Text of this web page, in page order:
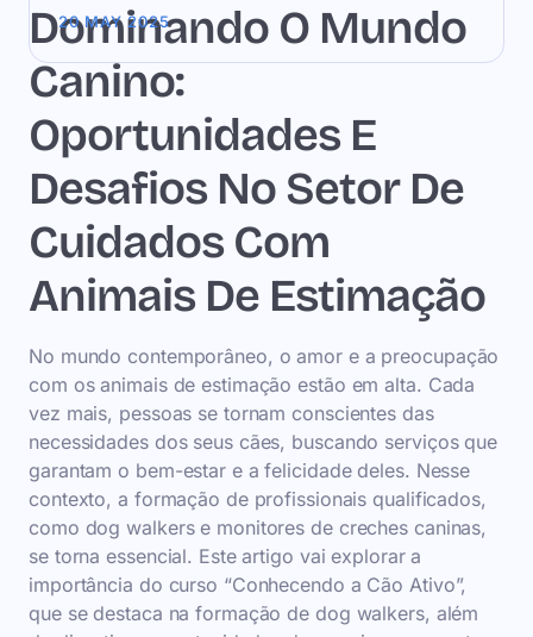
Dominando O Mundo
Canino:
Oportunidades E
Desafios No Setor De
Cuidados Com
Animais De Estimação
No mundo contemporâneo, o amor e a preocupação
com os animais de estimação estão em alta. Cada
vez mais, pessoas se tornam conscientes das
necessidades dos seus cães, buscando serviços que
garantam o bem-estar e a felicidade deles. Nesse
contexto, a formação de profissionais qualificados,
como dog walkers e monitores de creches caninas,
se torna essencial. Este artigo vai explorar a
importância do curso “Conhecendo a Cão Ativo”,
que se destaca na formação de dog walkers, além
20 MAY 2025